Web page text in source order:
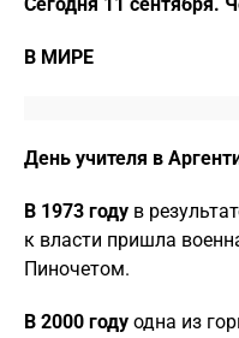
В МИРЕ
День учителя в
В 1973 году в
к власти пришла
Пиночетом.
В 2000 году одна из